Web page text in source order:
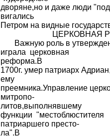
дворяне,но и даже люди
вигались
Петром на видные
ЦЕРКОВНАЯ
Важную роль в
играла церковная
реформа.В
1700г. умер патриарх
ему
преемника.Управление
митропо-
литов,выполнявшему
функции "местоблюстителя
патриаршего престо-
ла".В